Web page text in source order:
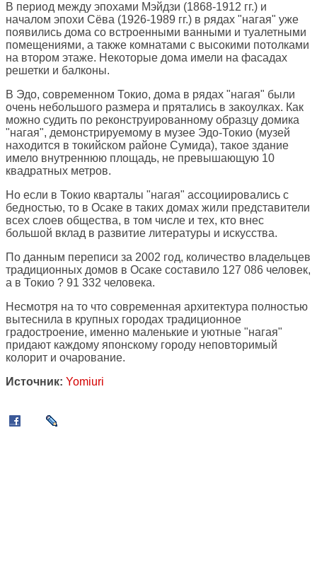
В период между эпохами Mэйдзи (1868-1912 гг.) и
началом эпохи Сёва (1926-1989 гг.) в рядах "нагая" уже
появились дома со встроенными ванными и туалетными
помещениями, а также комнатами с высокими потолками
на втором этаже. Некоторые дома имели на фасадах
решетки и балконы.
В Эдо, современном Токио, дома в рядах "нагая" были
очень небольшого размера и прятались в закоулках. Как
можно судить по реконструированному образцу домика
"нагая", демонстрируемому в музее Эдо-Токио (музей
находится в токийском районе Сумида), такое здание
имело внутреннюю площадь, не превышающую 10
квадратных метров.
Но если в Токио кварталы "нагая" ассоциировались с
бедностью, то в Осаке в таких домах жили представители
всех слоев общества, в том числе и тех, кто внес
большой вклад в развитие литературы и искусства.
По данным переписи за 2002 год, количество владельцев
традиционных домов в Осаке составило 127 086 человек,
а в Токио ? 91 332 человека.
Несмотря на то что современная архитектура полностью
вытеснила в крупных городах традиционное
градостроение, именно маленькие и уютные "нагая"
придают каждому японскому городу неповторимый
колорит и очарование.
Источник: Yomiuri